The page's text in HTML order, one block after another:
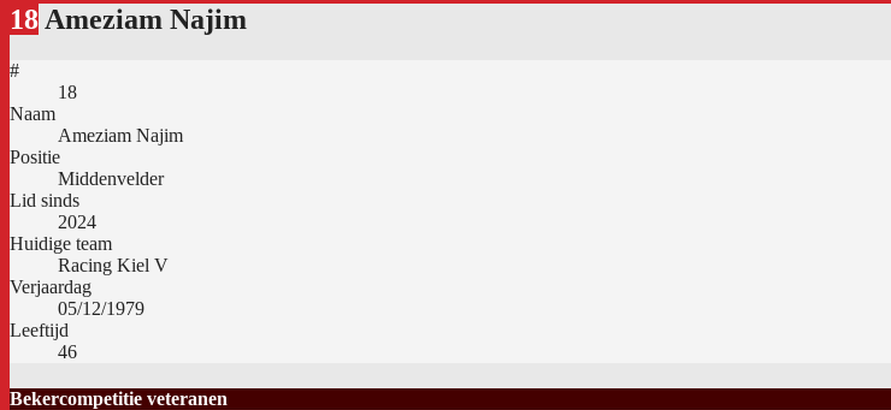
18 Ameziam Najim
#
18
Naam
Ameziam Najim
Positie
Middenvelder
Lid sinds
2024
Huidige team
Racing Kiel V
Verjaardag
05/12/1979
Leeftijd
46
Bekercompetitie veteranen